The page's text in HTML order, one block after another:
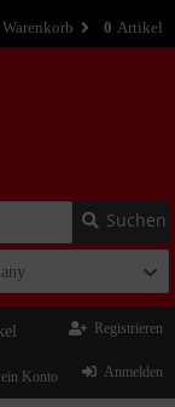
Warenkorb 0 Artikel
Suchen
Registrieren
Anmelden
Konto